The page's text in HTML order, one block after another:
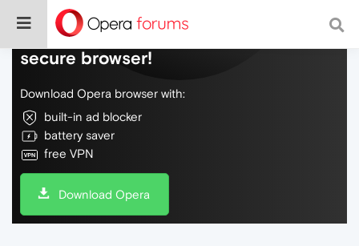
Do more on the web, with a fast and
secure browser!
Download Opera browser with:
built-in ad blocker
battery saver
free VPN
Download Opera